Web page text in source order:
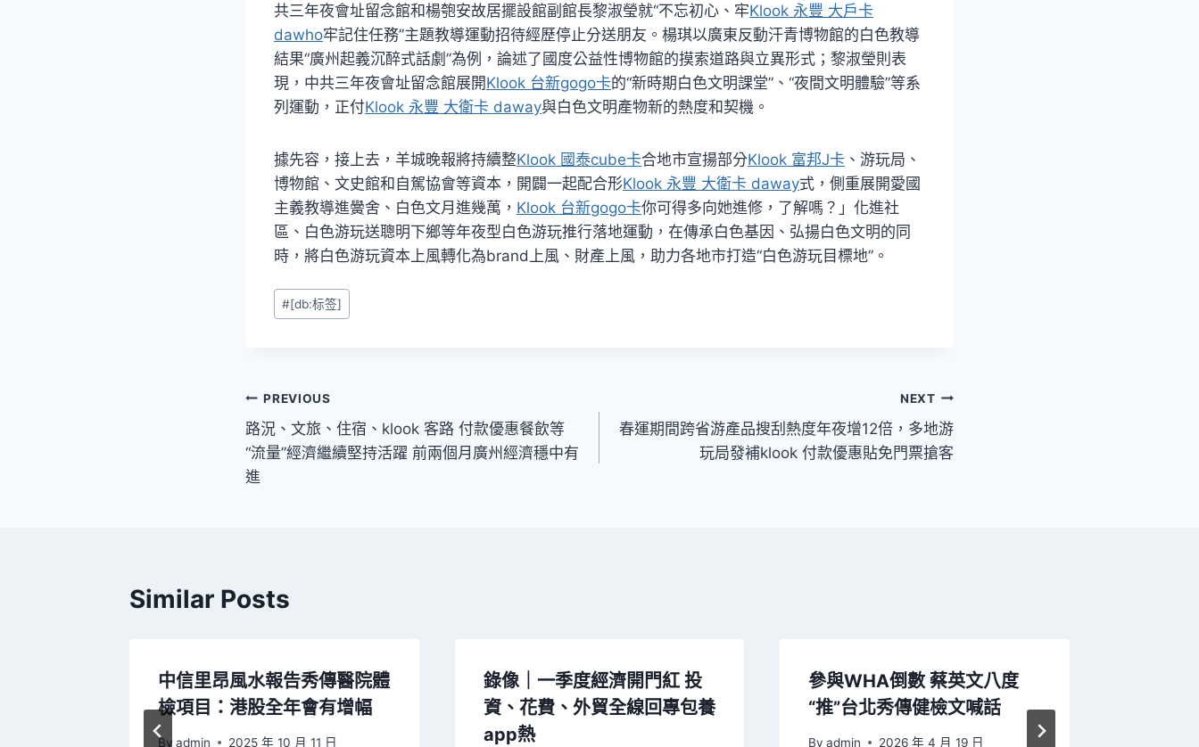
共三年夜會址留念館和楊匏安故居擺設館副館長黎淑瑩就“不忘初心、牢Klook 永豐 大戶卡
dawho牢記住任務”主題教導運動招待經歷停止分送朋友。楊琪以廣東反動汗青博物館的白色教導
結果“廣州起義沉醉式話劇”為例，論述了國度公益性博物館的摸索道路與立異形式；黎淑瑩則表
現，中共三年夜會址留念館展開Klook 台新gogo卡的“新時期白色文明課堂”、“夜間文明體驗”等系
列運動，正付Klook 永豐 大衛卡 daway與白色文明產物新的熱度和契機。
據先容，接上去，羊城晚報將持續整Klook 國泰cube卡合地市宣揚部分Klook 富邦J卡 、游玩局、
博物館、文史館和自駕協會等資本，開闢一起配合形Klook 永豐 大衛卡 daway式，側重展開愛國
主義教導進黌舍、白色文月進幾萬， Klook 台新gogo卡你可得多向她進修，了解嗎？」化進社
區、白色游玩送聰明下鄉等年夜型白色游玩推行落地運動，在傳承白色基因、弘揚白色文明的同
時，將白色游玩資本上風轉化為brand上風、財產上風，助力各地市打造“白色游玩目標地”。
Post
Tags:
#[db:标签]
文
章
導
PREVIOUS
路況、文旅、住宿、klook 客路 付款優惠餐飲等
“流量”經濟繼續堅持活躍 前兩個月廣州經濟穩中有
進
NEXT
春運期間跨省游產品搜刮熱度年夜增12倍，多地游
玩局發補klook 付款優惠貼免門票搶客
Similar Posts
中信里昂風水報告秀傳醫院體
檢項目：港股全年會有增幅
By admin 2025 年 10 月 11 日
錄像｜一季度經濟開門紅 投
資、花費、外貿全線回專包養
app熱
參與WHA倒數 蔡英文八度
“推”台北秀傳健檢文喊話
By admin 2026 年 4 月 19 日